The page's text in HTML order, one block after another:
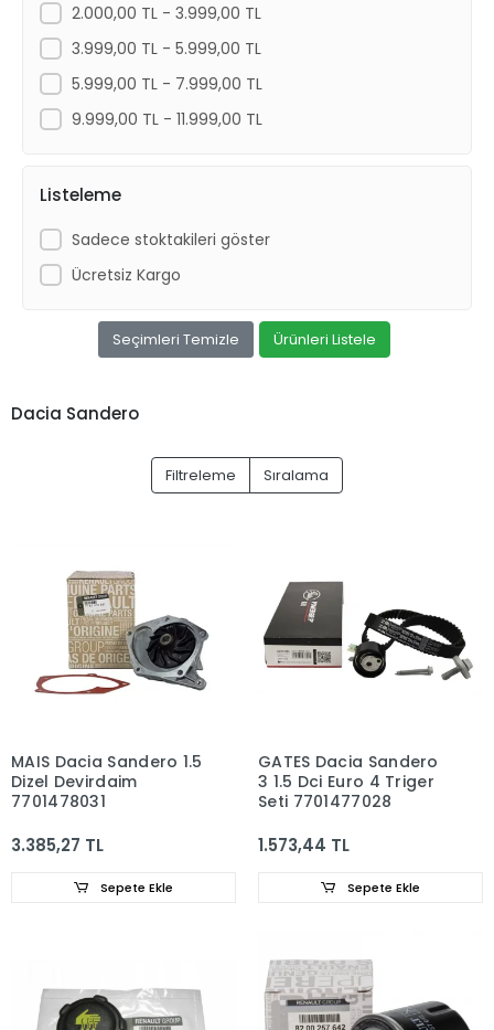
2.000,00 TL - 3.999,00 TL
3.999,00 TL - 5.999,00 TL
5.999,00 TL - 7.999,00 TL
9.999,00 TL - 11.999,00 TL
Listeleme
Sadece stoktakileri göster
Ücretsiz Kargo
Seçimleri Temizle Ürünleri Listele
Dacia Sandero
Filtreleme Sıralama
MAIS Dacia Sandero 1.5
Dizel Devirdaim
7701478031
3.385,27 TL
Sepete Ekle
GATES Dacia Sandero
3 1.5 Dci Euro 4 Triger
Seti 7701477028
1.573,44 TL
Sepete Ekle